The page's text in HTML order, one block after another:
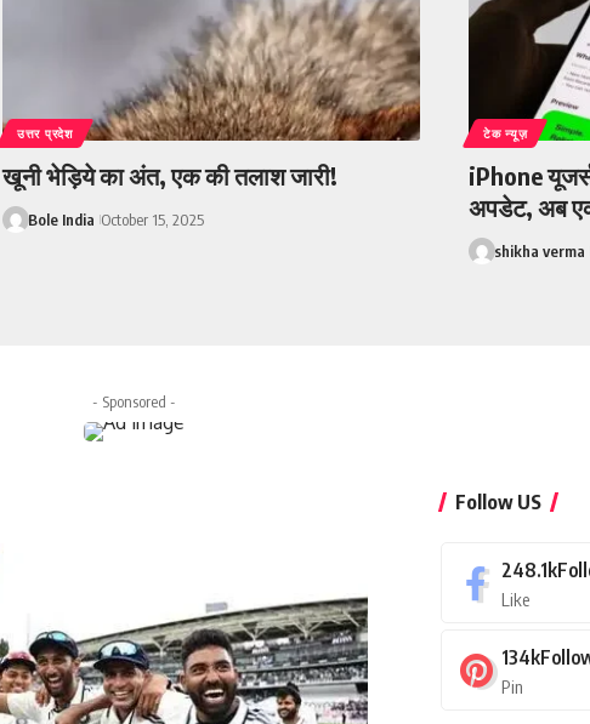
उत्तर प्रदेश
खूनी भेड़िये का अंत, एक की तलाश जारी!
Bole India October 15, 2025
टेक न्यूज़
iPhone
अपडेट, अब
shikha verma
- Sponsored -
Follow US
248.1k
Like
134k
Pin